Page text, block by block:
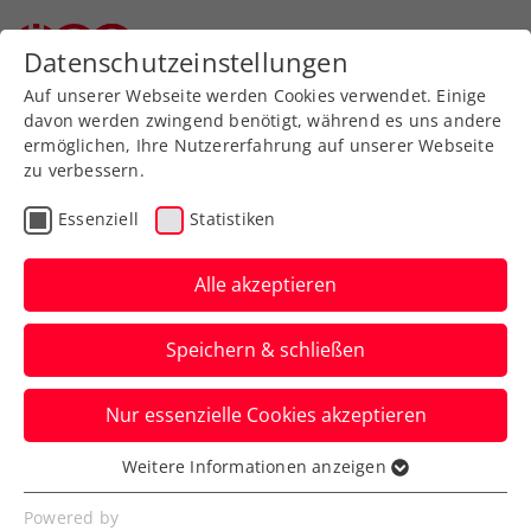
Zurück zur Newsübersicht
Turniere
Misolic in Stockholm mit
bestem Karrieresieg,
Thiem in Antwerpen
weiter
Erfolgreicher Tag der ÖTV-Herren auf der
ATP-Tour. Auch Philipp Oswald ist in
Belgien im Doppel siegreich.
Datenschutzeinstellungen
Auf unserer Webseite werden Cookies verwendet. Einige
davon werden zwingend benötigt, während es uns andere
ermöglichen, Ihre Nutzererfahrung auf unserer Webseite
zu verbessern.
Essenziell Statistiken
Alle akzeptieren
Speichern & schließen
Nur essenzielle Cookies akzeptieren
Essenziell
Essenzielle Cookies werden für grundlegende
Weitere Informationen anzeigen
Powered by